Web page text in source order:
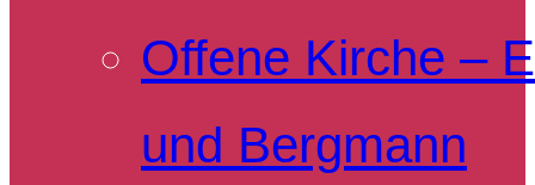
Offene Kirche –
und Bergmann